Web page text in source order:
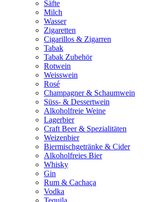
Säfte
Milch
Wasser
Zigaretten
Cigarillos & Zigarren
Tabak
Tabak Zubehör
Rotwein
Weisswein
Rosé
Champagner & Schaumwein
Süss- & Dessertwein
Alkoholfreie Weine
Lagerbier
Craft Beer & Spezialitäten
Weizenbier
Biermischgetränke & Cider
Alkoholfreies Bier
Whisky
Gin
Rum & Cachaça
Vodka
Tequila